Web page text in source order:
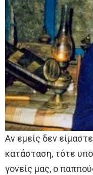
Αν εμείς δεν
κατάσταση, τότε
γονείς μας, ο